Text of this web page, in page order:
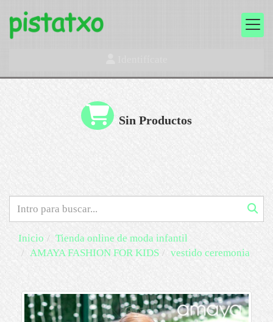
Sin Productos
Inicio
Tienda online de moda infantil
AMAYA FASHION FOR KIDS
vestido ceremonia